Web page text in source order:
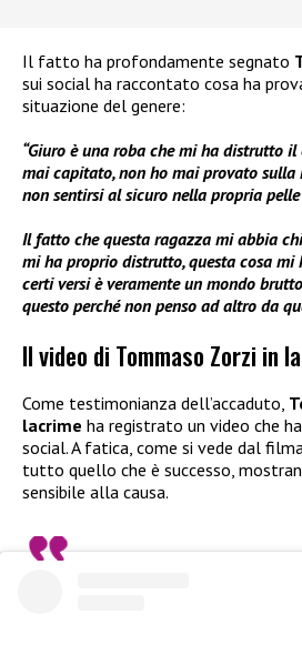
Il fatto ha profondamente segnato
sui social ha raccontato cosa ha
situazione del genere:
“Giuro è una roba che mi ha distrutto il
mai capitato, non ho mai provato sulla
non sentirsi al sicuro nella propria pelle
Il fatto che questa ragazza mi abbia
mi ha proprio distrutto, questa cosa mi
certi versi è veramente un mondo
questo perché non penso ad altro da
Il video di Tommaso Zorzi in
Come testimonianza dell’accaduto,
lacrime ha registrato un video che
social. A fatica, come si vede dal
tutto quello che è successo,
sensibile alla causa.